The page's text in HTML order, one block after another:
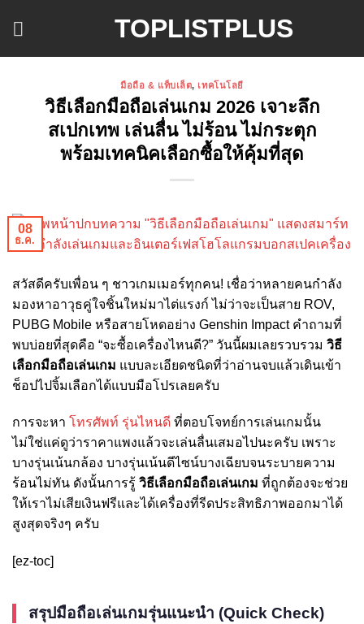
TOPLISTPLUS
มือถือ & แท็บเล็ต, เทคโนโลยี
วิธีเลือกมือถือเล่นเกม 2026 เจาะลึก
สเปกเทพ เล่นลื่น ไม่ร้อน ไม่กระตุก
พร้อมเทคนิคเลือกซื้อให้คุ้มที่สุด
08
ธ.ค.
สวัสดีครับเพื่อน ๆ ชาวเกมเมอร์ทุกคน! เชื่อว่าหลายคนกำลัง
มองหาอาวุธคู่ใจชิ้นใหม่มาไต่แรงก์ ไม่ว่าจะเป็นสาย ROV,
PUBG Mobile หรือสายโหดอย่าง Genshin Impact คำถามที่
พบบ่อยที่สุดคือ “จะซื้อเครื่องไหนดี?” วันนี้ผมเลยรวบรวม วิธี
เลือกมือถือเล่นเกม แบบละเอียดชนิดที่ว่าอ่านจบแล้วเดินเข้า
ช็อปไปจิ้มเลือกได้แบบมือโปรเลยครับ
การจะหา โทรศัพท์ รุ่นไหนดี ที่ตอบโจทย์การเล่นเกมนั้น
ไม่ใช่แค่ดูว่าราคาแพงแล้วจะเล่นลื่นเสมอไปนะครับ เพราะ
บางรุ่นเน้นกล้อง บางรุ่นเน้นดีไซน์บางเฉียบจนระบายความ
ร้อนไม่ทัน ดังนั้นการรู้ วิธีเลือกมือถือเล่นเกม ที่ถูกต้องจะช่วย
ให้เราไม่เสียเงินฟรีและได้เครื่องที่รีดประสิทธิภาพออกมาได้
สูงสุดจริงๆ ครับ
[ez-toc]
สรุปมือถือเล่นเกมรุ่นแนะนำ (Quick Check)